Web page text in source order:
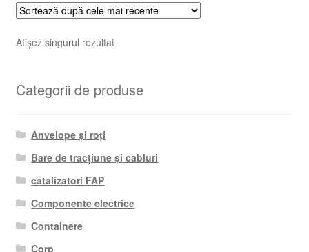
Afișez singurul rezultat
Categorii de produse
Anvelope și roți
Bare de tracțiune și cabluri
catalizatori FAP
Componente electrice
Containere
Corp